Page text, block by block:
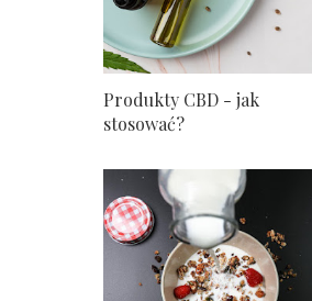
Produkty CBD - jak
stosować?